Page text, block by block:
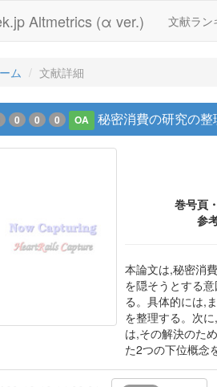
Altmetrics (α ver.) 文献ラン
ム 文献詳細
0 0 0 OA 秘密消費の研究の
巻号頁
参
本論文は,秘密消
を隠そうとする
る。具体的には,
を整理する。次
は,その解決のた
た2つの下位概念